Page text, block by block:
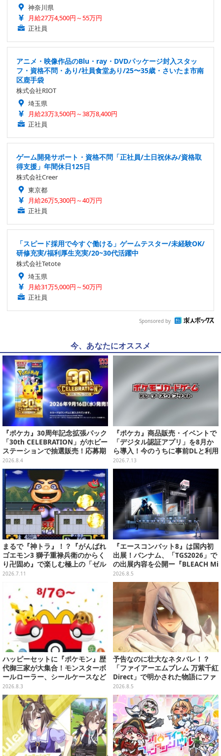
神奈川県
月給27万4,500円～55万円
正社員
アニメ・映像作品のBlu・ray・DVDパッケージ封入スタッ
フ・資格不問・あり/社員食堂あり/25〜35歳・さいたま市南
区鹿手袋
株式会社RIOT
埼玉県
月給23万3,500円～38万8,400円
正社員
ゲーム開発サポート・資格不問「正社員/土日祝休み/資格取
得支援」年間休日125日
株式会社Creer
東京都
月給26万5,300円～40万円
正社員
「スピード採用で今すぐ働ける」ゲームテスター/未経験OK/
研修充実/福利厚生充実/20~30代活躍中
株式会社Tetote
埼玉県
月給31万5,000円～50万円
正社員
Sponsored by
今、あなたにオススメ
『ポケカ』30周年記念拡張パック
「30th CELEBRATION」がホビー
ステーションで抽選販売！応募期
間は8月6日23時59分まで
2026.8.4
『ポケカ』商品販売・イベントで
「デジタル認証アプリ」を8月か
ら導入！今のうちに事前DLと利用
登録をお願い
2026.7.13
まるで『神トラ』！？『がんばれ
ゴエモン3 獅子重禄兵衛のからく
り卍固め』で楽しむ極上の「ゼル
ダ要素」
2026.7.11
『エースコンバット8』は国内初
出展！バンナム、「TGS2026」で
の出展内容を公開ー『BLEACH Mi
rrors High』や『ONE PIECE 海
のごちそうレストラン』も遊べる
2026.8.5
ハッピーセットに『ポケモン』歴
代御三家が大集合！モンスターボ
ールローラー、シールケースなど
全12種が8月7日より順次提供
2026.8.3
予告なのに壮大なネタバレ！？
「ファイアーエムブレム 万紫千紅
Direct」で明かされた物語にファ
ンも震え上がる
2026.8.5